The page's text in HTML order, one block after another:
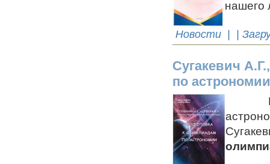
нашего
Новости | |
Сугакевич
по
В